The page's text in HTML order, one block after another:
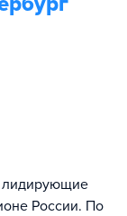
лидирующие
России. По